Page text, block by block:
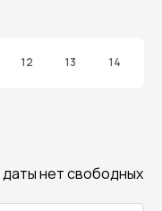
12 13 14
нет свободных